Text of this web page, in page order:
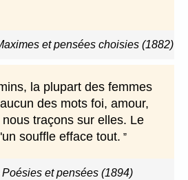
et pensées choisies (1882)
la plupart des femmes
des mots foi, amour,
traçons sur elles. Le
souffle efface tout.
Poésies et pensées (1894)